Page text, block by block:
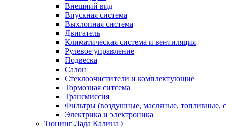
Внешний вид
Впускная система
Выхлопная система
Двигатель
Климатическая система и вентиляция
Рулевое управление
Подвеска
Салон
Стеклоочистители и комплектующие
Тормозная ситсема
Трансмиссия
Фильтры (воздушные, масляные, топливные,
Электрика и электроника
Тюнинг Лада Калина